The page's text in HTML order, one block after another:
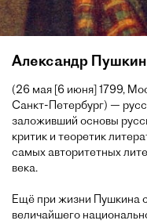
Александр Пушкин
(26 мая [6 июня] 1799,
Санкт-Петербург) —
заложивший основы
критик и теоретик
самых авторитетных
века.
Ещё при жизни Пушкина
величайшего